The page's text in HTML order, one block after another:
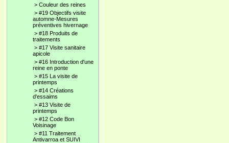
> Couleur des reines
> #19 Objectifs visite
automne-Mesures
préventives hivernage
> #18 Produits de
traitements
> #17 Visite sanitaire
apicole
> #16 Introduction d'une
reine en ponte
> #15 La visite de
printemps
> #14 Créations
d'essaims
> #13 Visite de
printemps
> #12 Code Bon
Voisinage
> #11 Traitement
Antivarroa et SUIVI